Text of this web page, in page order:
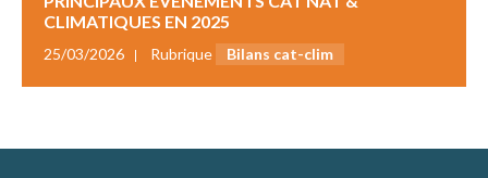
CLIMATIQUES EN 2025
25/03/2026 Rubrique Bilans cat-clim